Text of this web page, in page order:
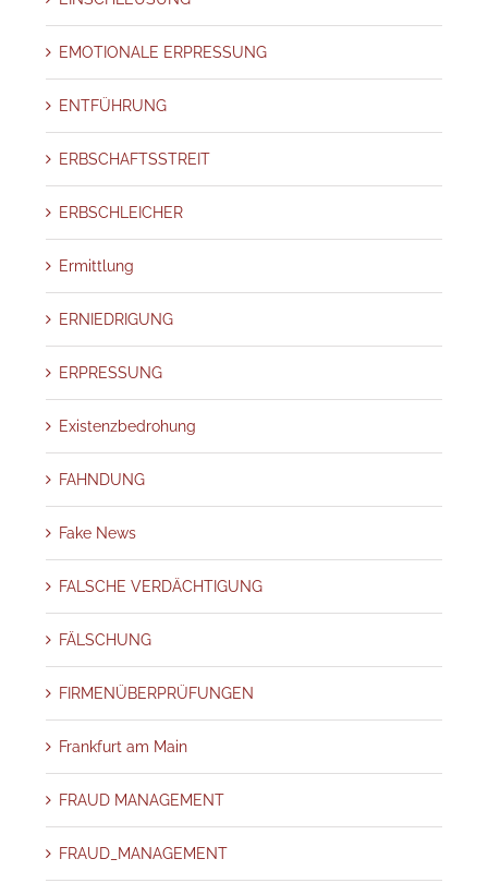
EMOTIONALE ERPRESSUNG
ENTFÜHRUNG
ERBSCHAFTSSTREIT
ERBSCHLEICHER
Ermittlung
ERNIEDRIGUNG
ERPRESSUNG
Existenzbedrohung
FAHNDUNG
Fake News
FALSCHE VERDÄCHTIGUNG
FÄLSCHUNG
FIRMENÜBERPRÜFUNGEN
Frankfurt am Main
FRAUD MANAGEMENT
FRAUD_MANAGEMENT